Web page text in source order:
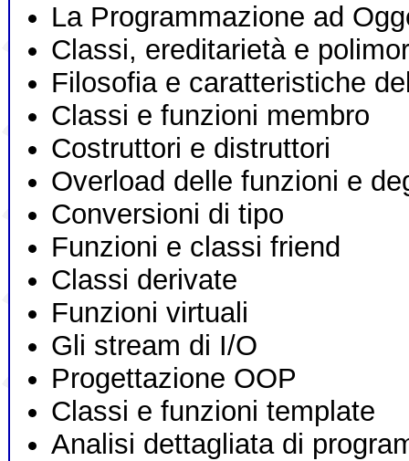
La Programmazione ad
Classi, ereditarietà e
Filosofia e caratteristiche
Classi e funzioni membro
Costruttori e distruttori
Overload delle funzioni e
Conversioni di tipo
Funzioni e classi friend
Classi derivate
Funzioni virtuali
Gli stream di I/O
Progettazione OOP
Classi e funzioni template
Analisi dettagliata di